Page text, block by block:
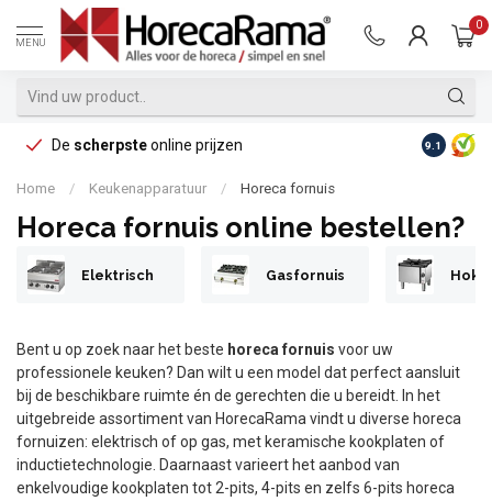
MENU
0
De scherpsteonline prijzen Op
9.1
Home / Keukenapparatuur / Horeca fornuis
Horeca fornuis online bestellen?
Elektrisch Gasfornuis
Bent u op zoek naar het beste horeca fornuis voor uw
professionele keuken? Dan wilt u een model dat perfect aansluit
bij de beschikbare ruimte én de gerechten die u bereidt. In het
uitgebreide assortiment van HorecaRama vindt u diverse horeca
fornuizen: elektrisch of op gas, met keramische kookplaten of
inductietechnologie. Daarnaast varieert het aanbod van
enkelvoudige kookplaten tot 2-pits, 4-pits en zelfs 6-pits horeca